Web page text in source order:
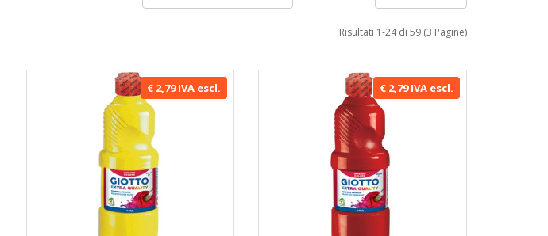
Risultati 1-24 di 59 (3 Pagine)
€ 2,79 IVA escl. € 2,79 IVA escl.